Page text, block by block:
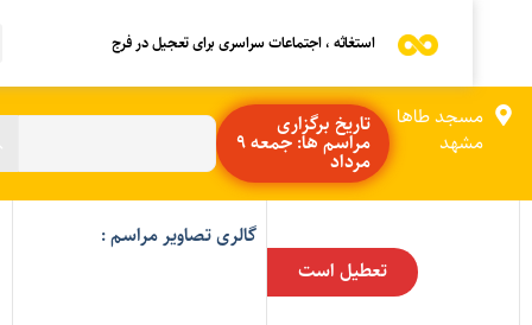
استغاثه ، اجتماعات سراسری برای تعجیل در فرج
مسجد طاها
مشهد
تاریخ برگزاری
مراسم ها: جمعه 9
مرداد
تعطیل است
گالری تصاویر مراسم :